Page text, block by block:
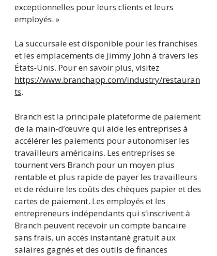
exceptionnelles pour leurs clients et leurs
employés. »
La succursale est disponible pour les franchises
et les emplacements de Jimmy John à travers les
États-Unis. Pour en savoir plus, visitez
https://www.branchapp.com/industry/restauran
ts.
Branch est la principale plateforme de paiement
de la main-d’œuvre qui aide les entreprises à
accélérer les paiements pour autonomiser les
travailleurs américains. Les entreprises se
tournent vers Branch pour un moyen plus
rentable et plus rapide de payer les travailleurs
et de réduire les coûts des chèques papier et des
cartes de paiement. Les employés et les
entrepreneurs indépendants qui s’inscrivent à
Branch peuvent recevoir un compte bancaire
sans frais, un accès instantané gratuit aux
salaires gagnés et des outils de finances